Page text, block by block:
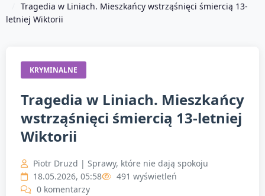
Tragedia w Liniach. Mieszkańcy wstrząśnięci śmiercią 13-
letniej Wiktorii
KRYMINALNE
Tragedia w Liniach. Mieszkańcy
wstrząśnięci śmiercią 13-letniej
Wiktorii
Piotr Druzd | Sprawy, które nie dają spokoju
18.05.2026, 05:58
491 wyświetleń
0 komentarzy